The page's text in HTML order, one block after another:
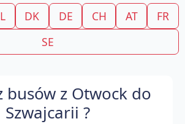
DK DE CH AT
FR
SE
busów z Otwock do
Szwajcarii ?